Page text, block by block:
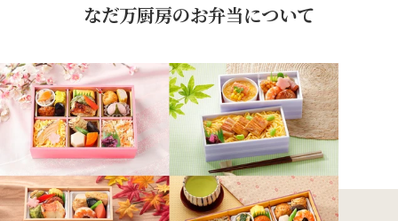
なだ万厨房のお弁当について